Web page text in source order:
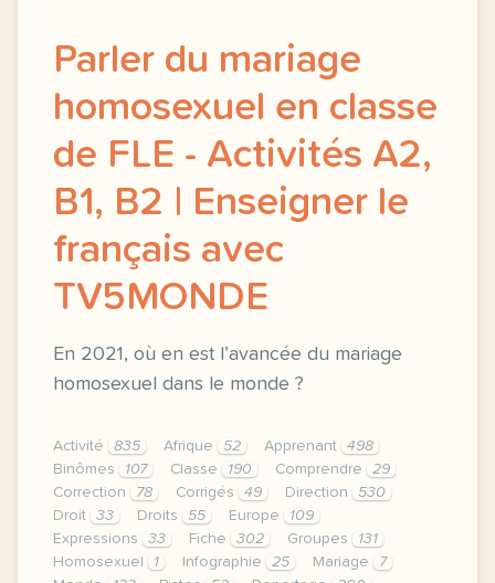
Parler du mariage
homosexuel en classe
de FLE - Activités A2,
B1, B2 | Enseigner le
français avec
TV5MONDE
En 2021, où en est l’avancée du mariage
homosexuel dans le monde ?
Activité 835 Afrique 52 Apprenant
498
Binômes
107 Classe 190 Comprendre
29
Correction
78 Corrigés 49 Direction
530
Droit
33 Droits 55 Europe
109
Expressions
33 Fiche 302 Groupes
131
Homosexuel
1 Infographie 25 Mariage
7